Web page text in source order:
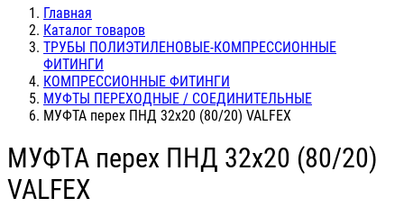
Главная
Каталог товаров
ТРУБЫ ПОЛИЭТИЛЕНОВЫЕ-КОМПРЕССИОННЫЕ
ФИТИНГИ
КОМПРЕССИОННЫЕ ФИТИНГИ
МУФТЫ ПЕРЕХОДНЫЕ / СОЕДИНИТЕЛЬНЫЕ
МУФТА перех ПНД 32х20 (80/20) VALFEX
МУФТА перех ПНД 32х20 (80/20)
VALFEX